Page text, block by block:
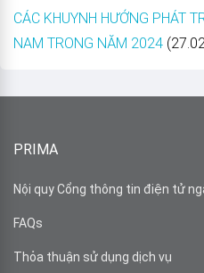
CÁC KHUYNH HƯỚNG PHÁT
NAM TRONG NĂM 2024
PRIMA
Nội quy Cổng thông tin điện tử
FAQs
Thỏa thuận sử dụng dịch vụ